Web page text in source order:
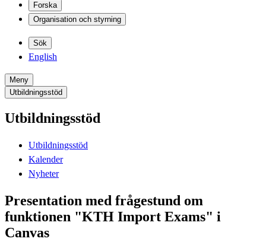
Forska
Organisation och styrning
Sök
English
Meny
Utbildningsstöd
Utbildningsstöd
Utbildningsstöd
Kalender
Nyheter
Presentation med frågestund om
funktionen "KTH Import Exams" i
Canvas